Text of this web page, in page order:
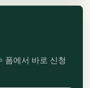
폼에서 바로 신청